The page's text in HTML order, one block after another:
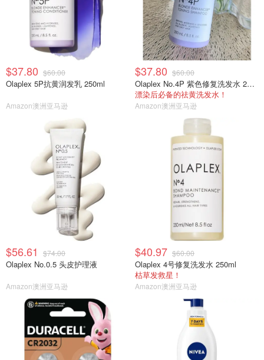
$37.80 $60.00
Olaplex 5P抗黄润发乳 250ml
Amazon澳洲亚马逊
$37.80 $60.00
Olaplex No.4P 紫色修复洗发水 250ml
漂染后必备的祛黄洗发水！
Amazon澳洲亚马逊
$56.61 $74.00
Olaplex No.0.5 头皮护理液
Amazon澳洲亚马逊
$40.97 $60.00
Olaplex 4号修复洗发水 250ml
枯草发救星！
Amazon澳洲亚马逊